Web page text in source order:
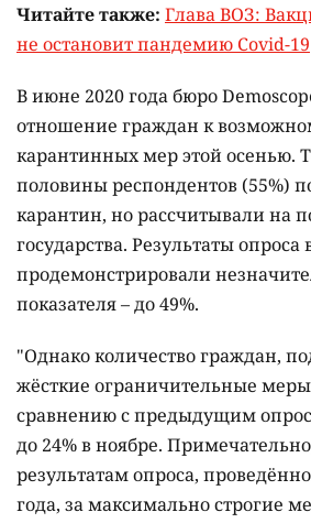
Читайте также: Глава ВОЗ:
не остановит пандемию Covid-19
В июне 2020 года бюро
отношение граждан к
карантинных мер этой осенью.
половины респондентов (55%)
карантин, но рассчитывали на
государства. Результаты опроса
продемонстрировали
показателя – до 49%.
"Однако количество граждан,
жёсткие ограничительные
сравнению с предыдущим
до 24% в ноябре.
результатам опроса,
года, за максимально строгие